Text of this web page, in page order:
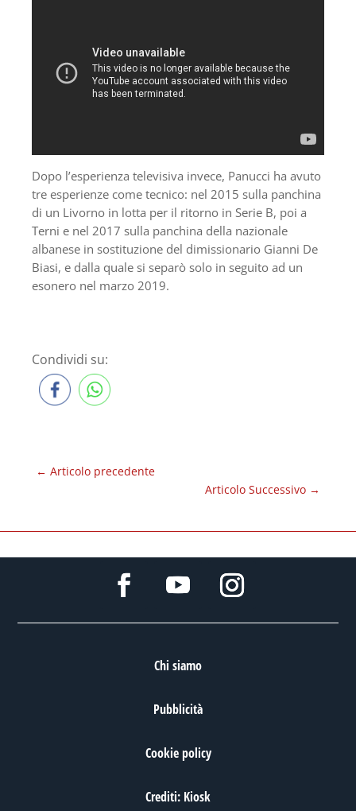
Dopo l’esperienza televisiva invece, Panucci ha avuto
tre esperienze come tecnico: nel 2015 sulla panchina
di un Livorno in lotta per il ritorno in Serie B, poi a
Terni e nel 2017 sulla panchina della nazionale
albanese in sostituzione del dimissionario Gianni De
Biasi, e dalla quale si separò solo in seguito ad un
esonero nel marzo 2019.
Condividi su:
← Articolo precedente
Articolo Successivo →
Chi siamo
Pubblicità
Cookie policy
Crediti: Kiosk